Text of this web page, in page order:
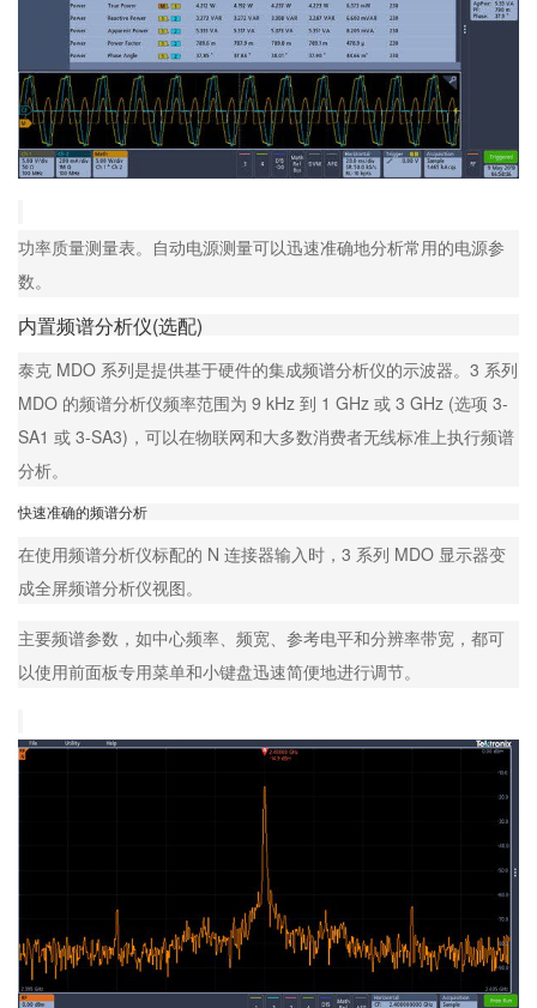
功率质量测量表。自动电源测量可以迅速准确地分析常用的电源参
数。
内置频谱分析仪(选配)
泰克 MDO 系列是提供基于硬件的集成频谱分析仪的示波器。3 系列
MDO 的频谱分析仪频率范围为 9 kHz 到 1 GHz 或 3 GHz (选项 3-
SA1 或 3-SA3)，可以在物联网和大多数消费者无线标准上执行频谱
分析。
快速准确的频谱分析
在使用频谱分析仪标配的 N 连接器输入时，3 系列 MDO 显示器变
成全屏频谱分析仪视图。
主要频谱参数，如中心频率、频宽、参考电平和分辨率带宽，都可
以使用前面板专用菜单和小键盘迅速简便地进行调节。